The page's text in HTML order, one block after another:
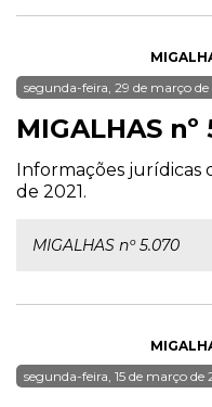
segunda-feira, 29 de março de
MIGALHAS nº
Informações jurídicas
de 2021.
MIGALHAS nº 5.070
segunda-feira, 15 de março de